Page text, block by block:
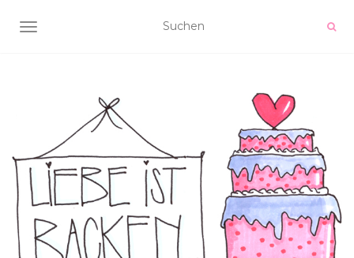
NAVIGATION UMSCHALTEN